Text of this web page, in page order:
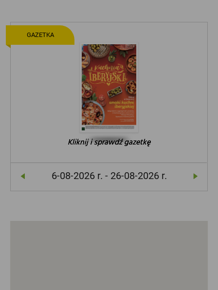
Kliknij i sprawdź gazetkę
6-08-2026 r. - 26-08-2026 r.
Kliknij i sprawdź gazetkę
Kliknij i sprawdź gazetkę
GAZETKA